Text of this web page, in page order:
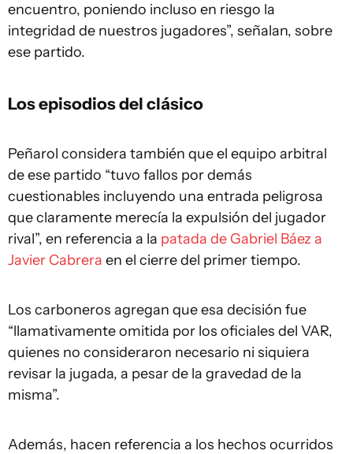
encuentro, poniendo incluso en riesgo la
integridad de nuestros jugadores”, señalan, sobre
ese partido.
Los episodios del clásico
Peñarol considera también que el equipo arbitral
de ese partido “tuvo fallos por demás
cuestionables incluyendo una entrada peligrosa
que claramente merecía la expulsión del jugador
rival”, en referencia a la patada de Gabriel Báez a
Javier Cabrera en el cierre del primer tiempo.
Los carboneros agregan que esa decisión fue
“llamativamente omitida por los oficiales del VAR,
quienes no consideraron necesario ni siquiera
revisar la jugada, a pesar de la gravedad de la
misma”.
Además, hacen referencia a los hechos ocurridos